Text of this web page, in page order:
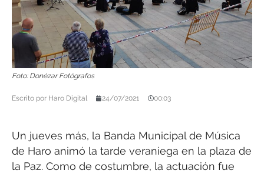
Foto: Donézar Fotógrafos
Escrito por Haro Digital 24/07/2021 00:03
Un jueves más, la Banda Municipal de Música
de Haro animó la tarde veraniega en la plaza de
la Paz. Como de costumbre, la actuación fue